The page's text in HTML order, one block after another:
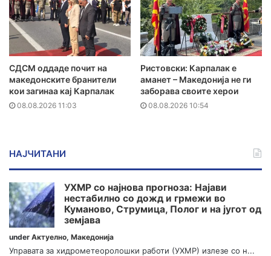
СДСМ оддаде почит на
македонските бранители
кои загинаа кај Карпалак
08.08.2026 11:03
Ристовски: Карпалак е
аманет – Македонија не ги
заборава своите херои
08.08.2026 10:54
НАЈЧИТАНИ
УХМР со најнова прогноза: Најави
нестабилно со дожд и грмежи во
Куманово, Струмица, Полог и на југот од
земјава
under Актуелно, Македонија
Управата за хидрометеоролошки работи (УХМР) излезе со н...